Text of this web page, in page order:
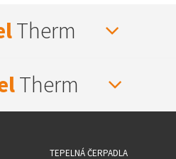
Therm
Therm
TEPELNÁ ČERPADLA